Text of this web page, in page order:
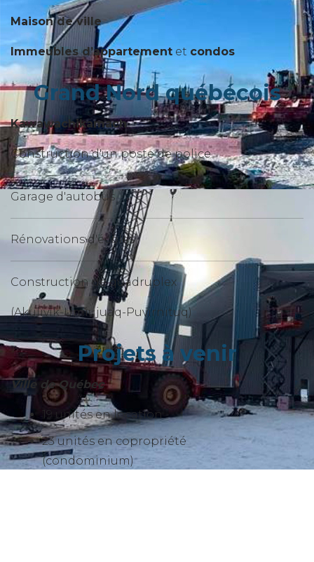
Maison de ville
Immeubles d’appartement et condos
Grand Nord québécois
Kawawachikamach
Construction d'un poste de police
Garage d'autobus
Rénovations d'écoles
Construction de quadruplex
(Akulivik-Umiujuaq-Puvirnituq)
Projets à venir
Ville de Québec
19 unités en location
23 unités en copropriété
(condominium)